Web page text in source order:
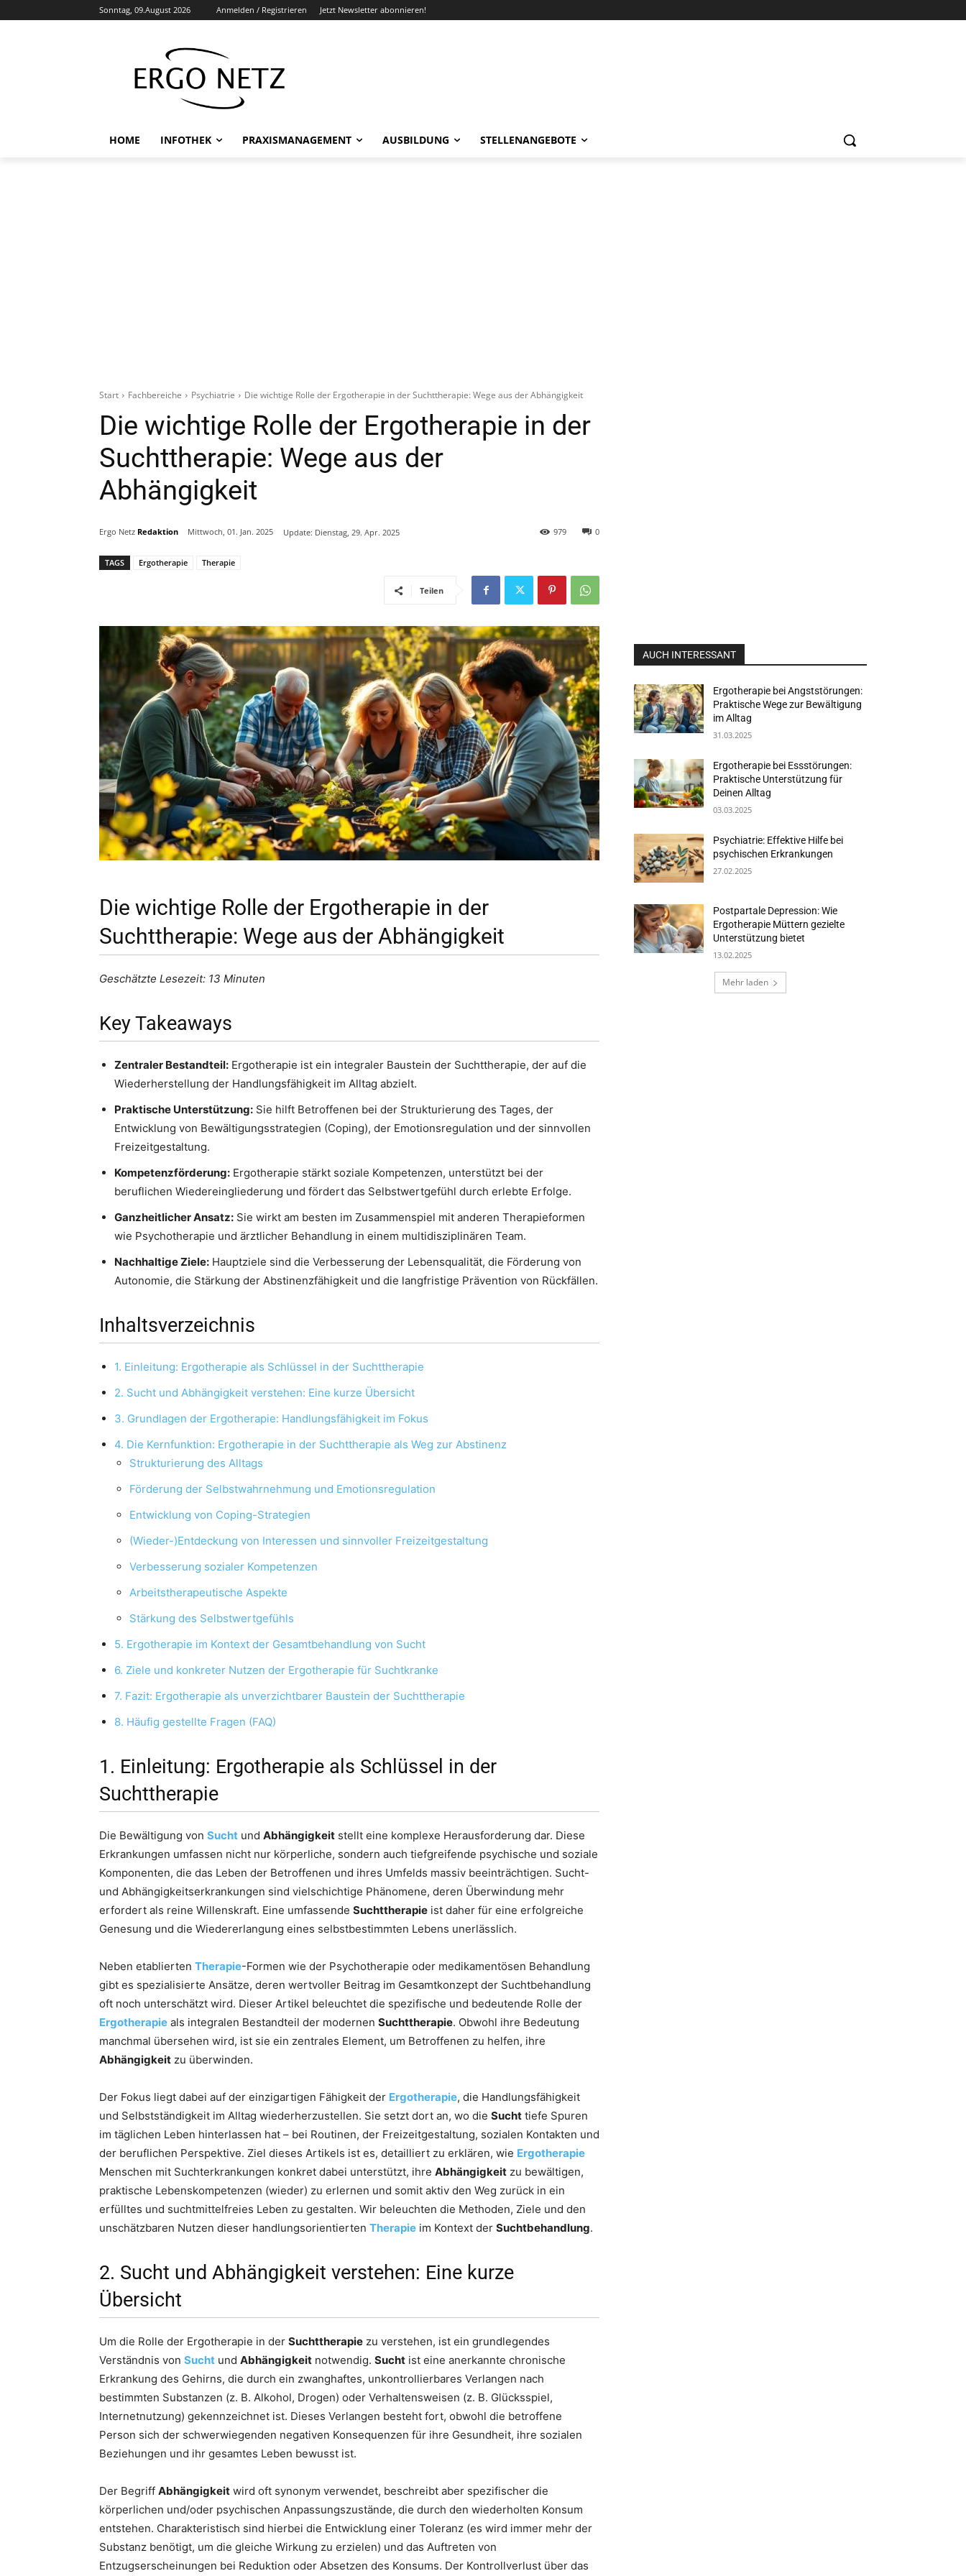
Sonntag, 09.August 2026 Anmelden / Registrieren Jetzt Newsletter abonnieren!
HOME INFOTHEK PRAXISMANAGEMENT AUSBILDUNG STELLENANGEBOTE
Start Fachbereiche Psychiatrie Die wichtige Rolle der Ergotherapie in der Suchttherapie: Wege aus der Abhängigkeit
Die wichtige Rolle der Ergotherapie in der
Suchttherapie: Wege aus der
Abhängigkeit
Ergo Netz Redaktion Mittwoch, 01. Jan. 2025 Update: Dienstag, 29. Apr. 2025 0
979
TAGS Ergotherapie Therapie
Teilen
Die wichtige Rolle der Ergotherapie in der
Suchttherapie: Wege aus der Abhängigkeit
Geschätzte Lesezeit: 13 Minuten
Key Takeaways
Zentraler Bestandteil: Ergotherapie ist ein integraler Baustein der Suchttherapie, der auf die
Wiederherstellung der Handlungsfähigkeit im Alltag abzielt.
Praktische Unterstützung: Sie hilft Betroffenen bei der Strukturierung des Tages, der
Entwicklung von Bewältigungsstrategien (Coping), der Emotionsregulation und der sinnvollen
Freizeitgestaltung.
Kompetenzförderung: Ergotherapie stärkt soziale Kompetenzen, unterstützt bei der
beruflichen Wiedereingliederung und fördert das Selbstwertgefühl durch erlebte Erfolge.
Ganzheitlicher Ansatz: Sie wirkt am besten im Zusammenspiel mit anderen Therapieformen
wie Psychotherapie und ärztlicher Behandlung in einem multidisziplinären Team.
Nachhaltige Ziele: Hauptziele sind die Verbesserung der Lebensqualität, die Förderung von
Autonomie, die Stärkung der Abstinenzfähigkeit und die langfristige Prävention von Rückfällen.
Inhaltsverzeichnis
1. Einleitung: Ergotherapie als Schlüssel in der Suchttherapie
2. Sucht und Abhängigkeit verstehen: Eine kurze Übersicht
3. Grundlagen der Ergotherapie: Handlungsfähigkeit im Fokus
4. Die Kernfunktion: Ergotherapie in der Suchttherapie als Weg zur Abstinenz
Strukturierung des Alltags
Förderung der Selbstwahrnehmung und Emotionsregulation
Entwicklung von Coping-Strategien
(Wieder-)Entdeckung von Interessen und sinnvoller Freizeitgestaltung
Verbesserung sozialer Kompetenzen
Arbeitstherapeutische Aspekte
Stärkung des Selbstwertgefühls
5. Ergotherapie im Kontext der Gesamtbehandlung von Sucht
6. Ziele und konkreter Nutzen der Ergotherapie für Suchtkranke
7. Fazit: Ergotherapie als unverzichtbarer Baustein der Suchttherapie
8. Häufig gestellte Fragen (FAQ)
1. Einleitung: Ergotherapie als Schlüssel in der
Suchttherapie
Die Bewältigung von Sucht und Abhängigkeit stellt eine komplexe Herausforderung dar. Diese
Erkrankungen umfassen nicht nur körperliche, sondern auch tiefgreifende psychische und soziale
Komponenten, die das Leben der Betroffenen und ihres Umfelds massiv beeinträchtigen. Sucht-
und Abhängigkeitserkrankungen sind vielschichtige Phänomene, deren Überwindung mehr
erfordert als reine Willenskraft. Eine umfassende Suchttherapie ist daher für eine erfolgreiche
Genesung und die Wiedererlangung eines selbstbestimmten Lebens unerlässlich.
Neben etablierten Therapie-Formen wie der Psychotherapie oder medikamentösen Behandlung
gibt es spezialisierte Ansätze, deren wertvoller Beitrag im Gesamtkonzept der Suchtbehandlung
oft noch unterschätzt wird. Dieser Artikel beleuchtet die spezifische und bedeutende Rolle der
Ergotherapie als integralen Bestandteil der modernen Suchttherapie. Obwohl ihre Bedeutung
manchmal übersehen wird, ist sie ein zentrales Element, um Betroffenen zu helfen, ihre
Abhängigkeit zu überwinden.
Der Fokus liegt dabei auf der einzigartigen Fähigkeit der Ergotherapie, die Handlungsfähigkeit
und Selbstständigkeit im Alltag wiederherzustellen. Sie setzt dort an, wo die Sucht tiefe Spuren
im täglichen Leben hinterlassen hat – bei Routinen, der Freizeitgestaltung, sozialen Kontakten und
der beruflichen Perspektive. Ziel dieses Artikels ist es, detailliert zu erklären, wie Ergotherapie
Menschen mit Suchterkrankungen konkret dabei unterstützt, ihre Abhängigkeit zu bewältigen,
praktische Lebenskompetenzen (wieder) zu erlernen und somit aktiv den Weg zurück in ein
erfülltes und suchtmittelfreies Leben zu gestalten. Wir beleuchten die Methoden, Ziele und den
unschätzbaren Nutzen dieser handlungsorientierten Therapie im Kontext der Suchtbehandlung.
2. Sucht und Abhängigkeit verstehen: Eine kurze
Übersicht
Um die Rolle der Ergotherapie in der Suchttherapie zu verstehen, ist ein grundlegendes
Verständnis von Sucht und Abhängigkeit notwendig. Sucht ist eine anerkannte chronische
Erkrankung des Gehirns, die durch ein zwanghaftes, unkontrollierbares Verlangen nach
bestimmten Substanzen (z. B. Alkohol, Drogen) oder Verhaltensweisen (z. B. Glücksspiel,
Internetnutzung) gekennzeichnet ist. Dieses Verlangen besteht fort, obwohl die betroffene
Person sich der schwerwiegenden negativen Konsequenzen für ihre Gesundheit, ihre sozialen
Beziehungen und ihr gesamtes Leben bewusst ist.
Der Begriff Abhängigkeit wird oft synonym verwendet, beschreibt aber spezifischer die
körperlichen und/oder psychischen Anpassungszustände, die durch den wiederholten Konsum
entstehen. Charakteristisch sind hierbei die Entwicklung einer Toleranz (es wird immer mehr der
Substanz benötigt, um die gleiche Wirkung zu erzielen) und das Auftreten von
Entzugserscheinungen bei Reduktion oder Absetzen des Konsums. Der Kontrollverlust über das
AUCH INTERESSANT
Ergotherapie bei Angststörungen:
Praktische Wege zur Bewältigung
im Alltag
31.03.2025
Ergotherapie bei Essstörungen:
Praktische Unterstützung für
Deinen Alltag
03.03.2025
Psychiatrie: Effektive Hilfe bei
psychischen Erkrankungen
27.02.2025
Postpartale Depression: Wie
Ergotherapie Müttern gezielte
Unterstützung bietet
13.02.2025
Mehr laden